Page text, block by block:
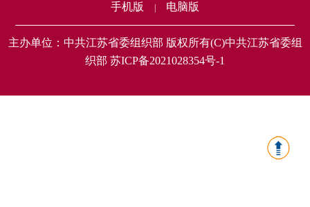
手机版 电脑版
主办单位：中共江苏省委组织部 版权所有(C)中共江苏省委组
织部 苏ICP备2021028354号-1